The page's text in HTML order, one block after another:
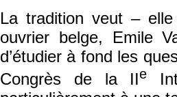
La tradition veut –
ouvrier belge, Emile
d’étudier à fond les
Congrès de la IIe